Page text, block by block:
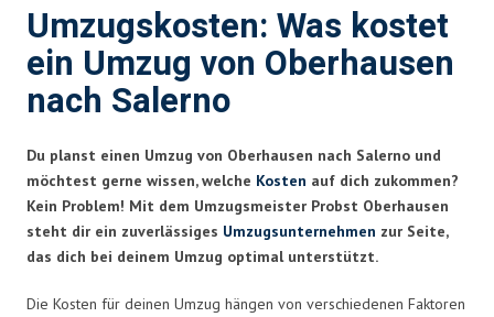
Umzugskosten: Was kostet
ein Umzug von Oberhausen
nach Salerno
Du planst einen Umzug von Oberhausen nach Salerno und
möchtest gerne wissen, welche Kosten auf dich zukommen?
Kein Problem! Mit dem Umzugsmeister Probst Oberhausen
steht dir ein zuverlässiges Umzugsunternehmen zur Seite,
das dich bei deinem Umzug optimal unterstützt.
Die Kosten für deinen Umzug hängen von verschiedenen Faktoren